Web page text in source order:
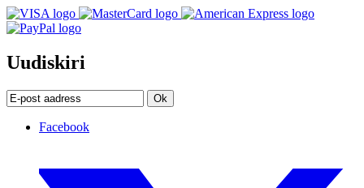
Uudiskiri
Ok
Facebook